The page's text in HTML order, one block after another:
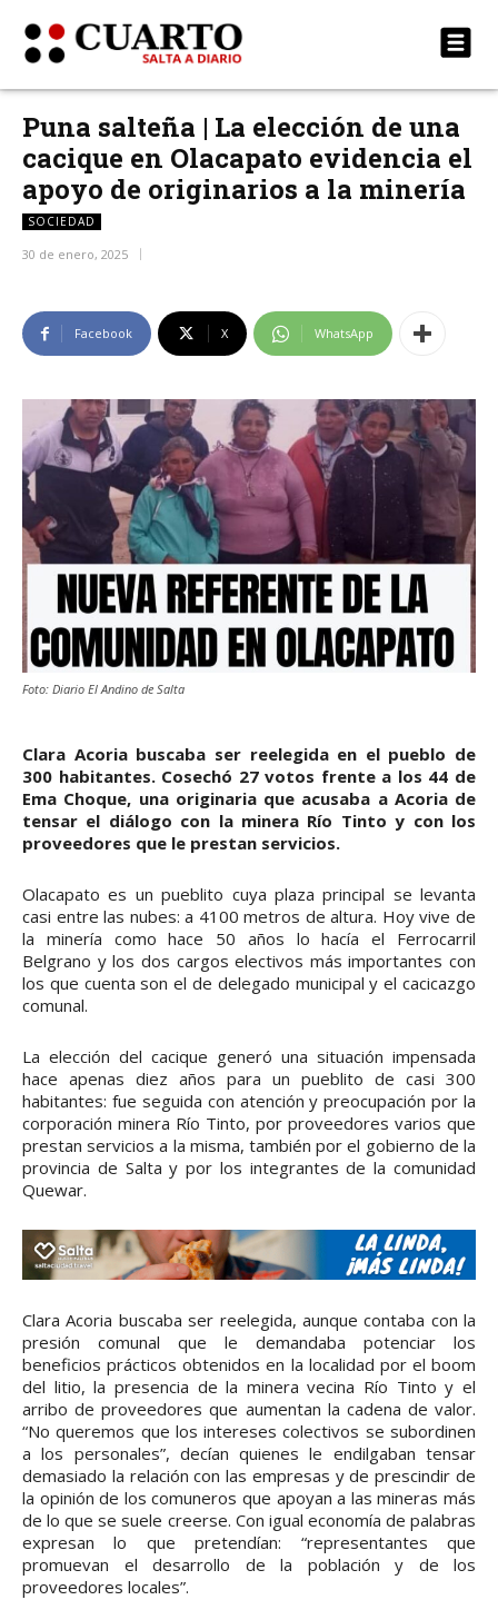
Puna salteña | La elección de una
cacique en Olacapato evidencia el
apoyo de originarios a la minería
SOCIEDAD
30 de enero, 2025
Facebook X WhatsApp
Foto: Diario El Andino de Salta
Clara Acoria buscaba ser reelegida en el pueblo de
300 habitantes. Cosechó 27 votos frente a los 44 de
Ema Choque, una originaria que acusaba a Acoria de
tensar el diálogo con la minera Río Tinto y con los
proveedores que le prestan servicios.
Olacapato es un pueblito cuya plaza principal se levanta
casi entre las nubes: a 4100 metros de altura. Hoy vive de
la minería como hace 50 años lo hacía el Ferrocarril
Belgrano y los dos cargos electivos más importantes con
los que cuenta son el de delegado municipal y el cacicazgo
comunal.
La elección del cacique generó una situación impensada
hace apenas diez años para un pueblito de casi 300
habitantes: fue seguida con atención y preocupación por la
corporación minera Río Tinto, por proveedores varios que
prestan servicios a la misma, también por el gobierno de la
provincia de Salta y por los integrantes de la comunidad
Quewar.
Clara Acoria buscaba ser reelegida, aunque contaba con la
presión comunal que le demandaba potenciar los
beneficios prácticos obtenidos en la localidad por el boom
del litio, la presencia de la minera vecina Río Tinto y el
arribo de proveedores que aumentan la cadena de valor.
“No queremos que los intereses colectivos se subordinen
a los personales”, decían quienes le endilgaban tensar
demasiado la relación con las empresas y de prescindir de
la opinión de los comuneros que apoyan a las mineras más
de lo que se suele creerse. Con igual economía de palabras
expresan lo que pretendían: “representantes que
promuevan el desarrollo de la población y de los
proveedores locales”.